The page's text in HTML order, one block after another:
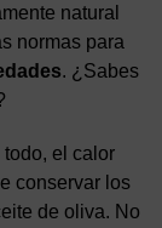
natural
normas para
. ¿Sabes
todo, el calor
conservar los
de oliva. No